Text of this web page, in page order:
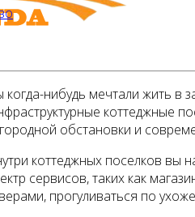
когда-нибудь мечтали жить в
коттеджные
обстановки и
коттеджных поселков вы
сервисов, таких как
прогуливаться по